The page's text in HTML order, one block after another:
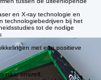
technologie en menselijke
consultancy en bouwen in-
tussen de uiteenlopende
en X-ray technologie en
technologiebedrijven bij het
tot de nodige